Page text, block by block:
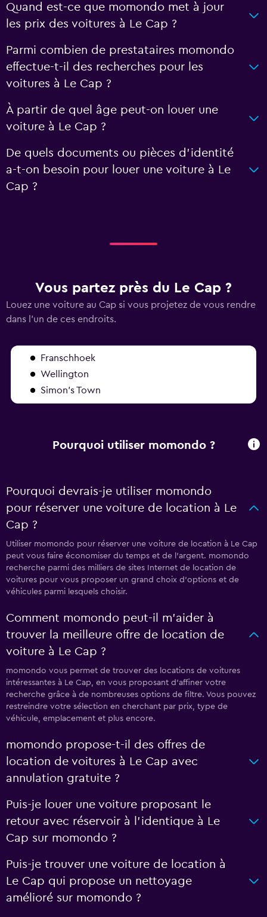
Quand est-ce que momondo met à jour
les prix des voitures à Le Cap ?
Parmi combien de prestataires momondo
effectue-t-il des recherches pour les
voitures à Le Cap ?
À partir de quel âge peut-on louer une
voiture à Le Cap ?
De quels documents ou pièces d'identité
a-t-on besoin pour louer une voiture à Le
Cap ?
Vous partez près du Le Cap ?
Louez une voiture au Cap si vous projetez de vous rendre
dans l'un de ces endroits.
Franschhoek
Wellington
Simon's Town
Pourquoi utiliser momondo ?
Pourquoi devrais-je utiliser momondo
pour réserver une voiture de location à Le
Cap ?
Utiliser momondo pour réserver une voiture de location à Le Cap
peut vous faire économiser du temps et de l'argent. momondo
recherche parmi des milliers de sites Internet de location de
voitures pour vous proposer un grand choix d'options et de
véhicules parmi lesquels choisir.
Comment momondo peut-il m’aider à
trouver la meilleure offre de location de
voiture à Le Cap ?
momondo vous permet de trouver des locations de voitures
intéressantes à Le Cap, en vous proposant d'affiner votre
recherche grâce à de nombreuses options de filtre. Vous pouvez
restreindre votre sélection en cherchant par prix, type de
véhicule, emplacement et plus encore.
momondo propose-t-il des offres de
location de voitures à Le Cap avec
annulation gratuite ?
Puis-je louer une voiture proposant le
retour avec réservoir à l’identique à Le
Cap sur momondo ?
Puis-je trouver une voiture de location à
Le Cap qui propose un nettoyage
amélioré sur momondo ?